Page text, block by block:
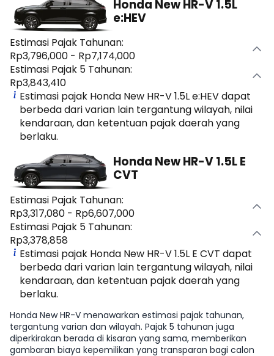
Honda New HR-V 1.5L
e:HEV
Estimasi Pajak Tahunan:
Rp3,796,000 - Rp7,174,000
Estimasi Pajak 5 Tahunan:
Rp3,843,410
Estimasi pajak Honda New HR-V 1.5L e:HEV dapat
berbeda dari varian lain tergantung wilayah, nilai
kendaraan, dan ketentuan pajak daerah yang
berlaku.
Honda New HR-V 1.5L E
CVT
Estimasi Pajak Tahunan:
Rp3,317,080 - Rp6,607,000
Estimasi Pajak 5 Tahunan:
Rp3,378,858
Estimasi pajak Honda New HR-V 1.5L E CVT dapat
berbeda dari varian lain tergantung wilayah, nilai
kendaraan, dan ketentuan pajak daerah yang
berlaku.
Honda New HR-V menawarkan estimasi pajak tahunan,
tergantung varian dan wilayah. Pajak 5 tahunan juga
diperkirakan berada di kisaran yang sama, memberikan
gambaran biaya kepemilikan yang transparan bagi calon